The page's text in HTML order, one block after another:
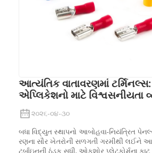
આત્યંતિક વાતાવરણમાં
એપ્લિકેશનો માટે
૨૦૨૬-૦૪-૩૦
બધા વિદ્યુત સ્થાપનો આબોહવા-નિયંત્રિત
રણના સૌર ખેતરોની સળગતી ગરમીથી લઈને
ટર્બાઇનની ઠંડક સુધી, ઓફશોર પ્લેટફોર્મના કાટ